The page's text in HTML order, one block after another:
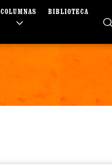
COLUMNAS BIBLIOTECA